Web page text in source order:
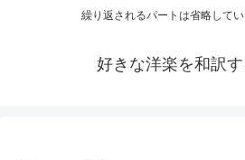
繰り返されるパートは省略してい
好きな洋楽を和訳